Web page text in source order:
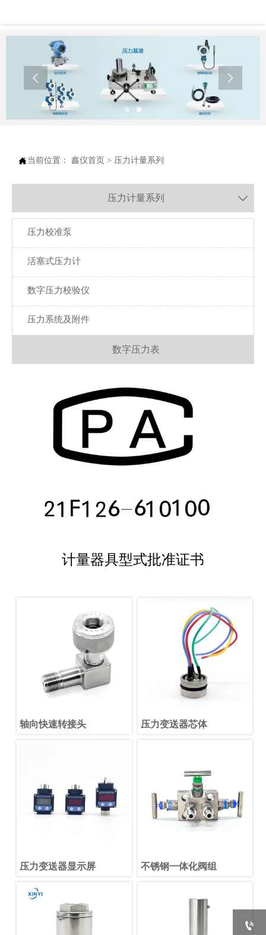
 
 当前位置： 鑫仪首页 > 压力计量系列
压力计量系列 
压力校准泵
活塞式压力计
数字压力校验仪
压力系统及附件
数字压力表
计量器具型式批准证书
轴向快速转接头 压力变送器芯体
压力变送器显示屏 不锈钢一体化阀组
